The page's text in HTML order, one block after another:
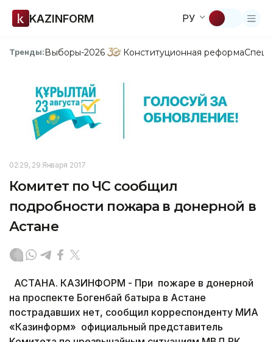
KAZINFORM РУ
Тренды:Выборы-2026 Конституционная реформа
02:29, 29 Января 2017
Комитет по ЧС сообщил
подробности пожара в донерной в
Астане
АСТАНА. КАЗИНФОРМ - При пожаре в донерной
на проспекте Богенбай батыра в Астане
пострадавших нет, сообщил корреспонденту МИА
«Казинформ» официальный представитель